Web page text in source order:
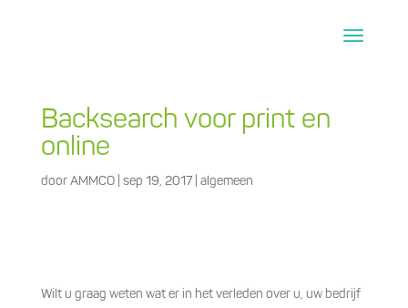
Backsearch voor print en
online
door AMMCO| sep 19, 2017| algemeen
Wilt u graag weten wat er in het verleden over u, uw bedrijf